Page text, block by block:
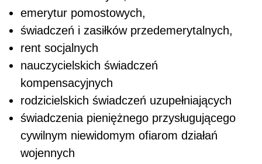
emerytur pomostowych,
świadczeń i zasiłków przedemerytalnych,
rent socjalnych
nauczycielskich świadczeń
kompensacyjnych
rodzicielskich świadczeń uzupełniających
świadczenia pieniężnego przysługującego
cywilnym niewidomym ofiarom działań
wojennych